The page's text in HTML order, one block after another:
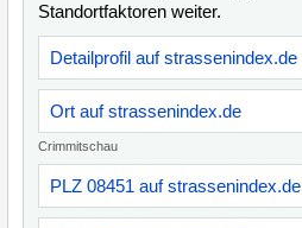
Standortfaktoren weiter.
Detailprofil auf strassenindex.de
Ort auf strassenindex.de
Crimmitschau
PLZ 08451 auf strassenindex.de